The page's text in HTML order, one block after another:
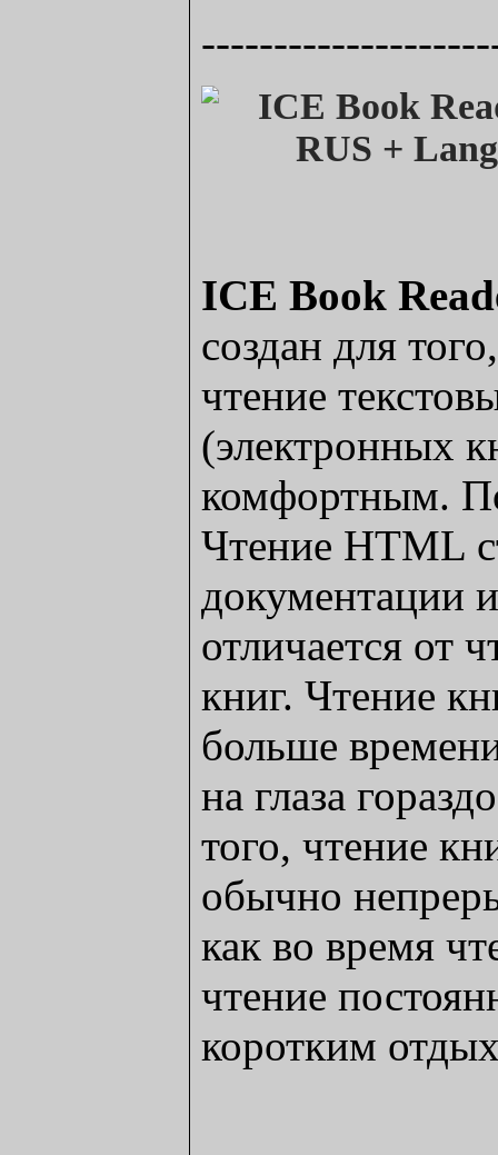
ICE Book
создан для
чтение
(электронных
комфортным.
Чтение HTML
документации
отличается от
книг. Чтение
больше
на глаза
того, чтение
обычно
как во время
чтение
коротким